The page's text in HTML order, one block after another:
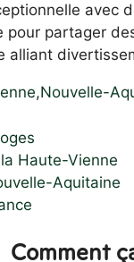
avec
pour partager
alliant
,Nouvelle-
Haute-Vienne
Aquitaine
Comment